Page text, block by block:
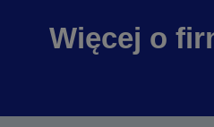
Więcej o